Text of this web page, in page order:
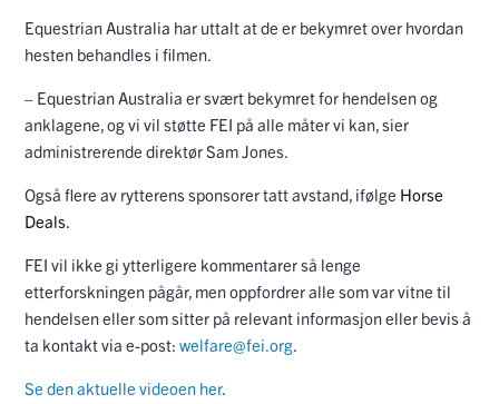
Equestrian Australia har uttalt at de er bekymret over hvordan
hesten behandles i filmen.
– Equestrian Australia er svært bekymret for hendelsen og
anklagene, og vi vil støtte FEI på alle måter vi kan, sier
administrerende direktør Sam Jones.
Også flere av rytterens sponsorer tatt avstand, ifølge Horse
Deals.
FEI vil ikke gi ytterligere kommentarer så lenge
etterforskningen pågår, men oppfordrer alle som var vitne til
hendelsen eller som sitter på relevant informasjon eller bevis å
ta kontakt via e-post: welfare@fei.org.
Se den aktuelle videoen her.